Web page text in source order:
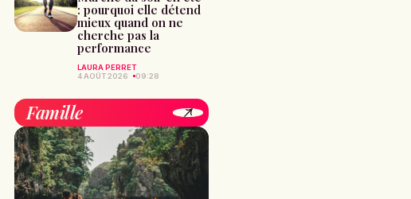
: pourquoi elle détend
mieux quand on ne
cherche pas la
performance
LAURA PERRET
4 AOÛT 2026
09:28
Famille